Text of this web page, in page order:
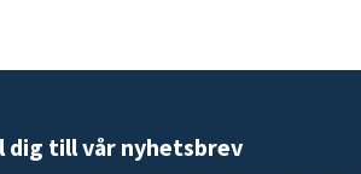
dig till vår nyhetsbrev